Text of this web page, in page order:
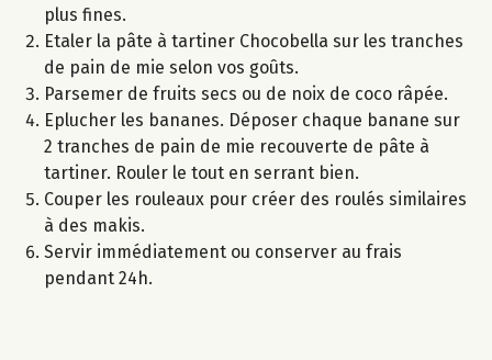
plus fines.
Etaler la pâte à tartiner Chocobella sur les tranches
de pain de mie selon vos goûts.
Parsemer de fruits secs ou de noix de coco râpée.
Eplucher les bananes. Déposer chaque banane sur
2 tranches de pain de mie recouverte de pâte à
tartiner. Rouler le tout en serrant bien.
Couper les rouleaux pour créer des roulés similaires
à des makis.
Servir immédiatement ou conserver au frais
pendant 24h.